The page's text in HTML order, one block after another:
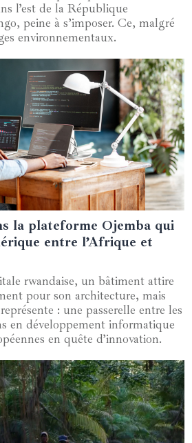
l’est de la République
peine à s’imposer. Ce, malgré
environnementaux.
la plateforme Ojemba qui
entre l’Afrique et
rwandaise, un bâtiment attire
pour son architecture, mais
: une passerelle entre les
en développement informatique
en quête d’innovation.